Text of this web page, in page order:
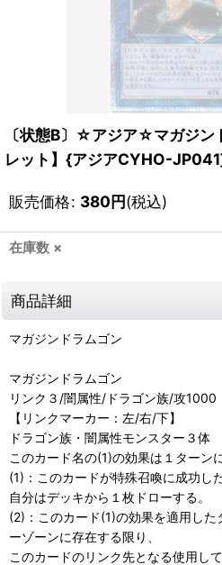
〔状態B〕☆アジア☆マガジ
レット】{アジアCYHO-
販売価格: 380円(税込)
在庫数 ×
商品詳細
マガジンドラムゴン
マガジンドラムゴン
リンク３/闇属性/ドラゴン族/攻1000
【リンクマーカー：左/右/下】
ドラゴン族・闇属性モンスター３体
このカード名の(1)の効果は１ターン
(1)：このカードが特殊召喚に成功し
自分はデッキから１枚ドローする。
(2)：このカード(1)の効果を適用し
ーゾーンに存在する限り、
このカードのリンク先となる使用し